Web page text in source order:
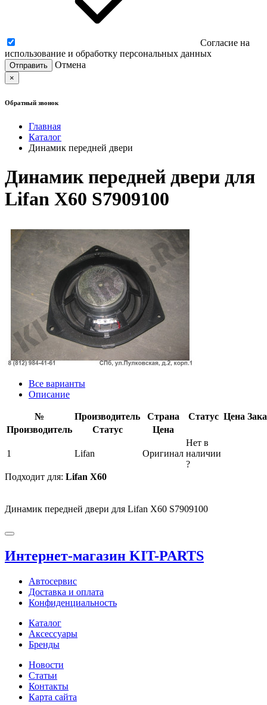
Согласие на
использование и обработку персональных данных
Отмена
×
Обратный звонок
Главная
Каталог
Динамик передней двери
Динамик передней двери для
Lifan X60 S7909100
Все варианты
Описание
№ Производитель Страна Статус Цена
Производитель
Статус Цена
1 Lifan Оригинал
Нет в
наличии
?
Подходит для: Lifan X60
Динамик передней двери для Lifan X60 S7909100
Интернет-магазин KIT-PARTS
Автосервис
Доставка и оплата
Конфиденциальность
Каталог
Аксессуары
Бренды
Новости
Статьи
Контакты
Карта сайта